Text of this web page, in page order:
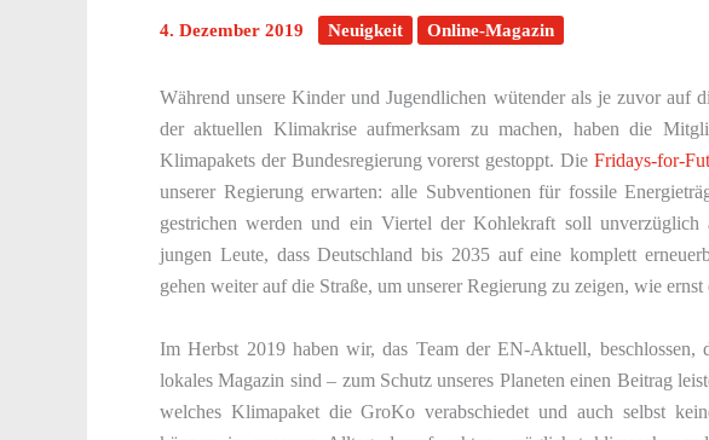
4. Dezember 2019 Neuigkeit Online-Magazin
Während unsere Kinder und Jugendlichen wütender als je zuvor auf
der aktuellen Klimakrise aufmerksam zu machen, haben die
Klimapakets der Bundesregierung vorerst gestoppt. Die Fridays-for-
unserer Regierung erwarten: alle Subventionen für fossile
gestrichen werden und ein Viertel der Kohlekraft soll unverzüglich
jungen Leute, dass Deutschland bis 2035 auf eine komplett
gehen weiter auf die Straße, um unserer Regierung zu zeigen, wie
Im Herbst 2019 haben wir, das Team der EN-Aktuell,
lokales Magazin sind – zum Schutz unseres Planeten einen Beitrag
welches Klimapaket die GroKo verabschiedet und auch selbst